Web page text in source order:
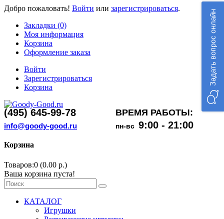
Добро пожаловать! Войти или зарегистрироваться.
Закладки (0)
Моя информация
Корзина
Оформление заказа
Войти
Зарегистрироваться
Корзина
(495) 645-99-78 ВРЕМЯ РАБОТЫ:
info@goody-good.ru пн-вс 9:00 - 21:00
Корзина
Товаров:0 (0.00 р.)
Ваша корзина пуста!
КАТАЛОГ
Игрушки
Задать вопрос онлайн